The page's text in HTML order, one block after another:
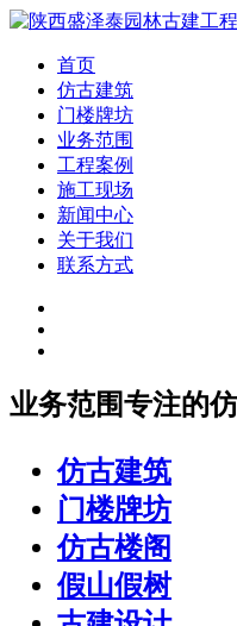
首页
仿古建筑
门楼牌坊
业务范围
工程案例
施工现场
新闻中心
关于我们
联系方式
业务范围专注的
仿古建筑
门楼牌坊
仿古楼阁
假山假树